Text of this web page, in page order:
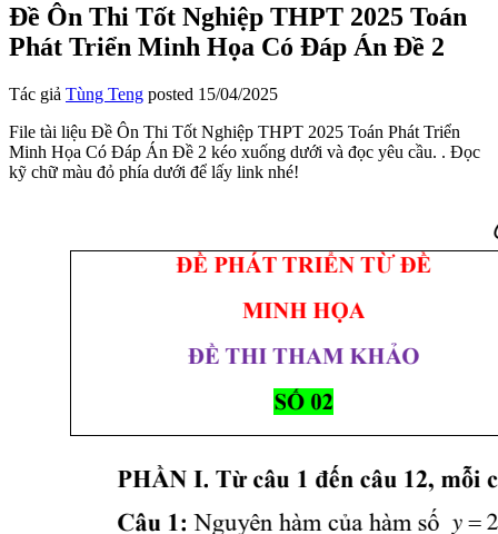
Đề Ôn Thi Tốt Nghiệp THPT 2025 Toán
Phát Triển Minh Họa Có Đáp Án Đề 2
Tác giả Tùng Teng posted 15/04/2025
File tài liệu Đề Ôn Thi Tốt Nghiệp THPT 2025 Toán Phát Triển
Minh Họa Có Đáp Án Đề 2 kéo xuống dưới và đọc yêu cầu. . Đọc
kỹ chữ màu đỏ phía dưới để lấy link nhé!